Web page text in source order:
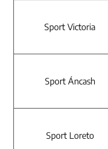
Sport Victoria
Sport Áncash
Sport Loreto